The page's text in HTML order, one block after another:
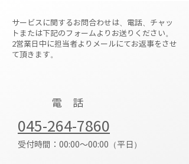
サービスに関するお問合わせは、電話、チャッ
トまたは下記のフォームよりお送りください。
2営業日中に担当者よりメールにてお返事をさせ
て頂きます。
​電 話
045-264-7860
受付時間：00:00～00:00（平日）